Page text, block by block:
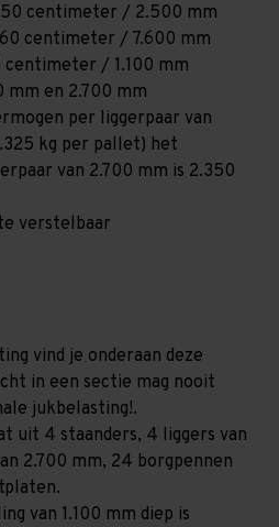
centimeter / 2.500 mm
centimeter / 7.600 mm
centimeter / 1.100 mm
mm en 2.700 mm
per liggerpaar van
kg per pallet) het
van 2.700 mm is 2.350
verstelbaar
vind je onderaan deze
in een sectie mag nooit
jukbelasting!.
uit 4 staanders, 4 liggers van
2.700 mm, 24 borgpennen
van 1.100 mm diep is